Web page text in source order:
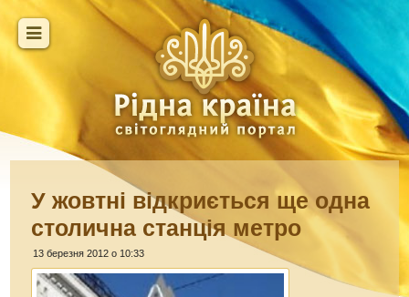
У жовтні відкриється ще одна
столична станція метро
13 березня 2012 о 10:33